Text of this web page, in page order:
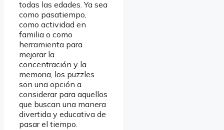
todas las edades. Ya sea
como pasatiempo,
como actividad en
familia o como
herramienta para
mejorar la
concentración y la
memoria, los puzzles
son una opción a
considerar para aquellos
que buscan una manera
divertida y educativa de
pasar el tiempo.